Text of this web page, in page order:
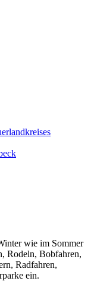
wie im Sommer
Rodeln, Bobfahren,
Radfahren,
ein.